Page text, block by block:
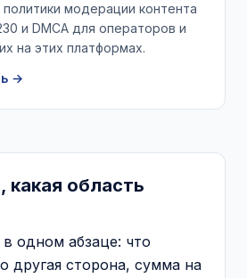
модерации контента
и DMCA для операторов и
на этих платформах.
→
какая область
одном абзаце: что
другая сторона, сумма на